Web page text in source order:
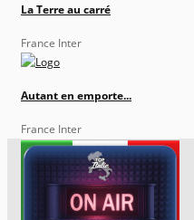
La Terre au carré
France Inter
Autant en emporte...
France Inter